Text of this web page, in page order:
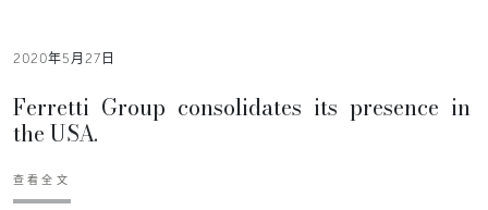
2020年5月27日
Ferretti Group consolidates its presence in
the USA.
查看全文